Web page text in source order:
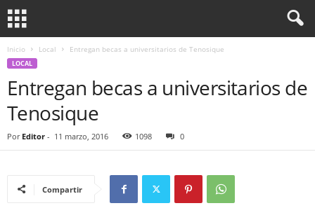
Inicio Local Entregan becas a universitarios de Tenosique
LOCAL
Entregan becas a universitarios de
Tenosique
Por Editor - 11 marzo, 2016 1098 0
Compartir